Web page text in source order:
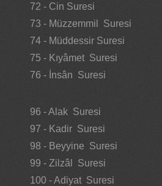
72 - Cin Suresi
73 - Müzzemmil Suresi
74 - Müddessir Suresi
75 - Kıyâmet Suresi
76 - İnsân Suresi
96 - Alak Suresi
97 - Kadir Suresi
98 - Beyyine Suresi
99 - Zilzâl Suresi
100 - Adiyat Suresi